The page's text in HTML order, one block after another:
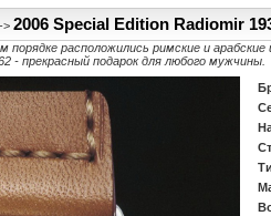
->2006 Special Edition Radiomir
порядке расположились римские и
- прекрасный подарок для любого мужчины.